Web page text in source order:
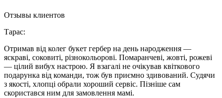
Отзывы клиентов
Тарас:
Отримав від колег букет гербер на день народження —
яскраві, соковиті, різнокольорові. Помаранчеві, жовті, рожеві
— цілий вибух настрою. Я взагалі не очікував квіткового
подарунка від команди, тож був приємно здивований. Судячи
з якості, хлопці обрали хороший сервіс. Пізніше сам
скористався ним для замовлення мамі.